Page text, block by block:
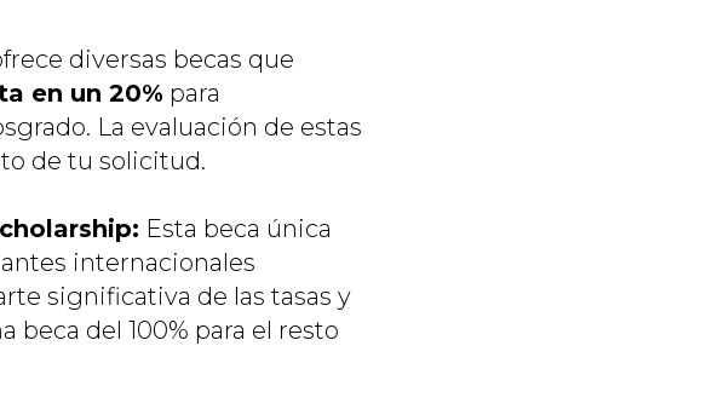
diversas becas que
en un 20% para
La evaluación de estas
de tu solicitud.
Esta beca única
internacionales
significativa de las tasas y
beca del 100% para el resto